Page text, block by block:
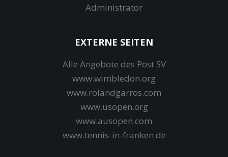
Administrator
EXTERNE SEITEN
Alle Angebote des Post SV
www.wimbledon.org
www.rolandgarros.com
www.usopen.org
www.ausopen.com
www.tennis-in-franken.de